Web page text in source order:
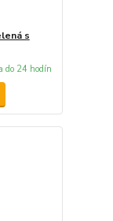
s
do 24 hodín